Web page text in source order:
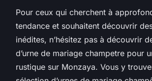
Pour ceux qui cherchent à
tendance et souhaitent découvrir
inédites, n’hésitez pas à découvrir
d’urne de mariage champetre pour
rustique sur Monzaya. Vous y